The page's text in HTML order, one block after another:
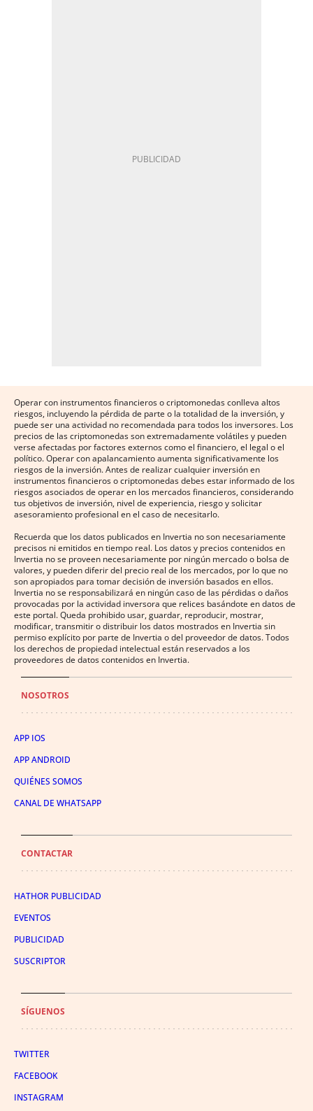
Operar con instrumentos financieros o criptomonedas conlleva altos
riesgos, incluyendo la pérdida de parte o la totalidad de la inversión, y
puede ser una actividad no recomendada para todos los inversores. Los
precios de las criptomonedas son extremadamente volátiles y pueden
verse afectadas por factores externos como el financiero, el legal o el
político. Operar con apalancamiento aumenta significativamente los
riesgos de la inversión. Antes de realizar cualquier inversión en
instrumentos financieros o criptomonedas debes estar informado de los
riesgos asociados de operar en los mercados financieros, considerando
tus objetivos de inversión, nivel de experiencia, riesgo y solicitar
asesoramiento profesional en el caso de necesitarlo.
Recuerda que los datos publicados en Invertia no son necesariamente
precisos ni emitidos en tiempo real. Los datos y precios contenidos en
Invertia no se proveen necesariamente por ningún mercado o bolsa de
valores, y pueden diferir del precio real de los mercados, por lo que no
son apropiados para tomar decisión de inversión basados en ellos.
Invertia no se responsabilizará en ningún caso de las pérdidas o daños
provocadas por la actividad inversora que relices basándote en datos de
este portal. Queda prohibido usar, guardar, reproducir, mostrar,
modificar, transmitir o distribuir los datos mostrados en Invertia sin
permiso explícito por parte de Invertia o del proveedor de datos. Todos
los derechos de propiedad intelectual están reservados a los
proveedores de datos contenidos en Invertia.
NOSOTROS
APP IOS
APP ANDROID
QUIÉNES SOMOS
CANAL DE WHATSAPP
CONTACTAR
HATHOR PUBLICIDAD
EVENTOS
PUBLICIDAD
SUSCRIPTOR
SÍGUENOS
TWITTER
FACEBOOK
INSTAGRAM